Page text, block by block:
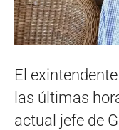
El
las últimas
actual jefe de